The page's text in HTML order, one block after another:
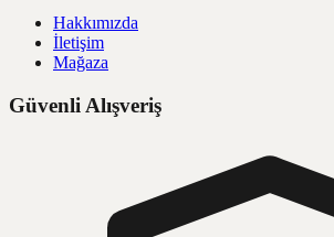
Hakkımızda
İletişim
Mağaza
Güvenli Alışveriş